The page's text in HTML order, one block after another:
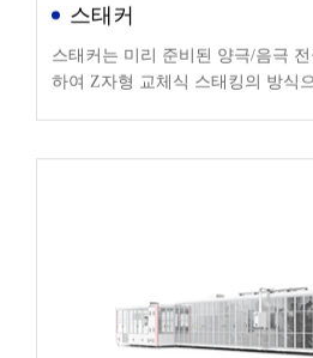
스태커
스태커는 미리 준비된 양극/음극
하여 Z자형 교체식 스태킹의 방식